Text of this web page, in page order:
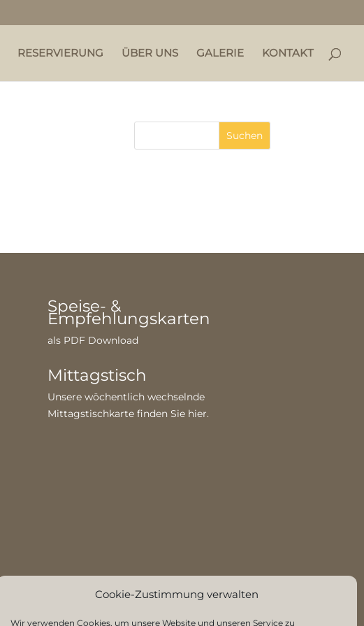
Cookie-Zustimmung verwalten
Wir verwenden Cookies, um unsere Website und unseren Service zu
RESERVIERUNG ÜBER UNS GALERIE KONTAKT
Speise- &
Empfehlungskarten
als PDF Download
Mittagstisch
Unsere wöchentlich wechselnde
Mittagstischkarte finden Sie hier.